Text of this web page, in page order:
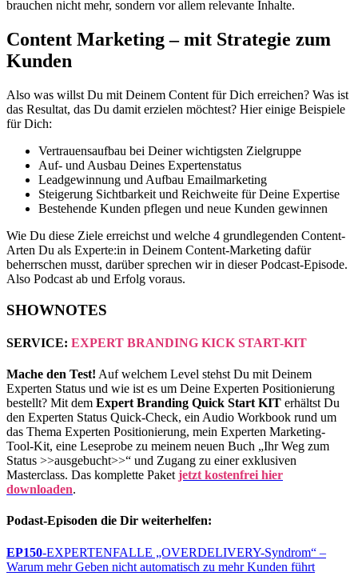
brauchen nicht mehr, sondern vor allem relevante Inhalte.
Content Marketing – mit Strategie zum
Kunden
Also was willst Du mit Deinem Content für Dich erreichen? Was ist
das Resultat, das Du damit erzielen möchtest? Hier einige Beispiele
für Dich:
Vertrauensaufbau bei Deiner wichtigsten Zielgruppe
Auf- und Ausbau Deines Expertenstatus
Leadgewinnung und Aufbau Emailmarketing
Steigerung Sichtbarkeit und Reichweite für Deine Expertise
Bestehende Kunden pflegen und neue Kunden gewinnen
Wie Du diese Ziele erreichst und welche 4 grundlegenden Content-
Arten Du als Experte:in in Deinem Content-Marketing dafür
beherrschen musst, darüber sprechen wir in dieser Podcast-Episode.
Also Podcast ab und Erfolg voraus.
SHOWNOTES
SERVICE: EXPERT BRANDING KICK START-KIT
Mache den Test! Auf welchem Level stehst Du mit Deinem
Experten Status und wie ist es um Deine Experten Positionierung
bestellt? Mit dem Expert Branding Quick Start KIT erhältst Du
den Experten Status Quick-Check, ein Audio Workbook rund um
das Thema Experten Positionierung, mein Experten Marketing-
Tool-Kit, eine Leseprobe zu meinem neuen Buch „Ihr Weg zum
Status >>ausgebucht>>“ und Zugang zu einer exklusiven
Masterclass. Das komplette Paket jetzt kostenfrei hier
downloaden.
Podast-Episoden die Dir weiterhelfen:
EP150-EXPERTENFALLE „OVERDELIVERY-Syndrom“ –
Warum mehr Geben nicht automatisch zu mehr Kunden führt